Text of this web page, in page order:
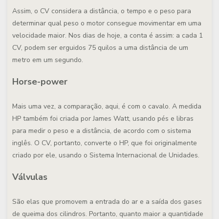
Assim, o CV considera a distância, o tempo e o peso para
determinar qual peso o motor consegue movimentar em uma
velocidade maior. Nos dias de hoje, a conta é assim: a cada 1
CV, podem ser erguidos 75 quilos a uma distância de um
metro em um segundo.
Horse-power
Mais uma vez, a comparação, aqui, é com o cavalo. A medida
HP também foi criada por James Watt, usando pés e libras
para medir o peso e a distância, de acordo com o sistema
inglês. O CV, portanto, converte o HP, que foi originalmente
criado por ele, usando o Sistema Internacional de Unidades.
Válvulas
São elas que promovem a entrada do ar e a saída dos gases
de queima dos cilindros. Portanto, quanto maior a quantidade